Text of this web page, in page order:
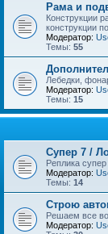
Рама и
Конструкции
конструкции
Модератор:
Темы: 55
Лебедки,
Модератор:
Темы: 15
Супер 7 /
Реплика
Модератор:
Темы: 14
Строю
Решаем все
Модератор: